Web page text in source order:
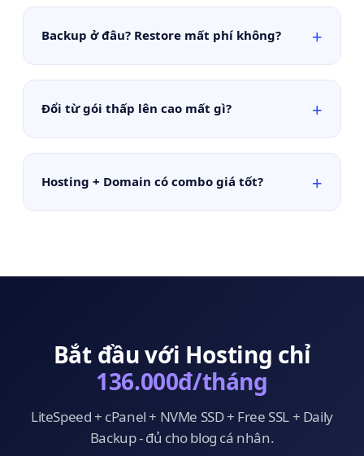
Backup ở đâu? Restore mất phí không?
Đổi từ gói thấp lên cao mất gì?
Hosting + Domain có combo giá tốt?
Bắt đầu với Hosting chỉ
136.000đ/tháng
LiteSpeed + cPanel + NVMe SSD + Free SSL + Daily
Backup - đủ cho blog cá nhân.